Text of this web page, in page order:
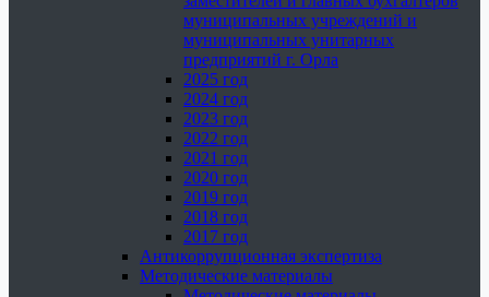
муниципальных учреждений и
муниципальных унитарных
предприятий г. Орла
2025 год
2024 год
2023 год
2022 год
2021 год
2020 год
2019 год
2018 год
2017 год
Антикоррупционная экспертиза
Методические материалы